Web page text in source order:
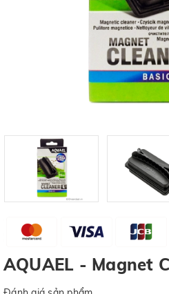
AQUAEL - Magnet